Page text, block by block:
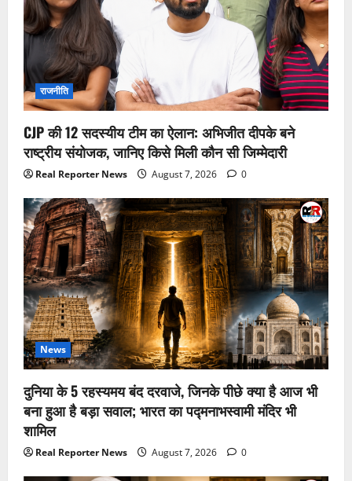
राजनीति
CJP की 12 सदस्यीय टीम का ऐलान: अभिजीत दीपके बने
राष्ट्रीय संयोजक, जानिए किसे मिली कौन सी जिम्मेदारी
Real Reporter News August 7, 2026 0
News
दुनिया के 5 रहस्यमय बंद दरवाजे, जिनके पीछे क्या है आज भी
बना हुआ है बड़ा सवाल; भारत का पद्मनाभस्वामी मंदिर भी
शामिल
Real Reporter News August 7, 2026 0